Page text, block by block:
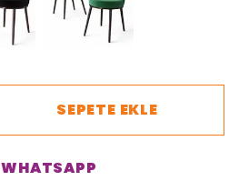
SEPETE EKLE
WHATSAPP